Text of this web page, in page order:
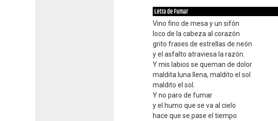
Letra de Fumar
Vino fino de mesa y un sifón
loco de la cabeza al corazón
grito frases de estrellas de neón
y el asfalto atraviesa la razón.
Y mis labios se queman de dolor
maldita luna llena, maldito el sol
maldito el sol.
Y no paro de fumar
y el humo que se va al cielo
hace que se pase el tiempo